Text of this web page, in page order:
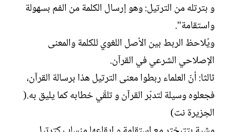
و بترتله من الترتيل: وهو إرسال الكلمة من الفم بسهولة
واستقامة".
ويُلاحظ الربط بين الأصل اللغوي للكلمة والمعنى
الإصلاحي الشرعي في القرآن.
ثالثا: أنّ العلماء ربطوا معنى الترتيل هذا برسالة القرآن،
فجعلوه وسيلة لتدبّر القرآن و تلقّي خطابه كما يليق به.(
الجزيرة نت)